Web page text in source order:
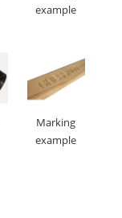
example
Marking
example